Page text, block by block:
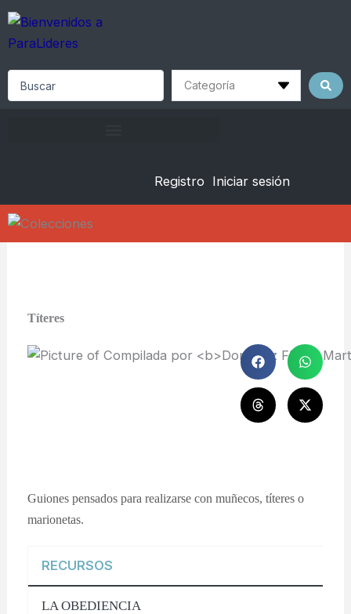
Skip
content
Registro Iniciar sesión
Títeres
Guiones pensados para realizarse con muñecos, títeres o
marionetas.
RECURSOS
LA OBEDIENCIA